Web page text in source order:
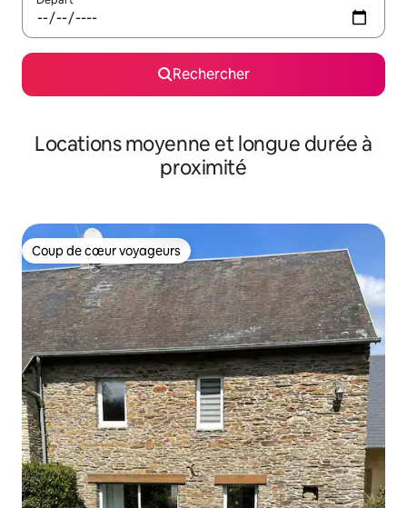
Rechercher
Locations moyenne et longue durée à
proximité
Coup de cœur voyageurs
Coup de cœur voyageurs